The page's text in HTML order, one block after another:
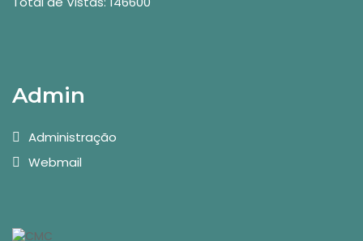
Admin
Administração
Webmail